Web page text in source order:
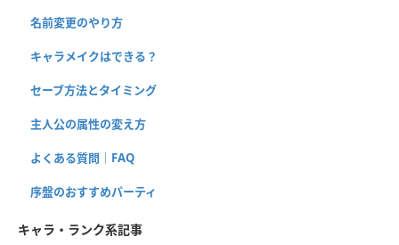
名前変更のやり方
キャラメイクはできる？
セーブ方法とタイミング
主人公の属性の変え方
よくある質問｜FAQ
序盤のおすすめパーティ
キャラ・ランク系記事